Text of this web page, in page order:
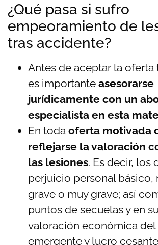
¿Qué pasa si sufro
empeoramiento de
tras accidente?
Antes de aceptar la oferta
es importante asesorarse
jurídicamente con un
especialista en esta
En toda oferta motivada
reflejarse la valoración
las lesiones. Es decir, los
perjuicio personal básico,
grave o muy grave; así
puntos de secuelas y en
valoración económica del
emergente y lucro